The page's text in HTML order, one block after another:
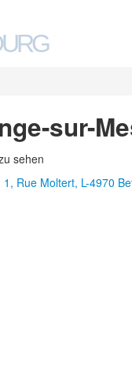
sur-
sehen
1, Rue Moltert, L-4970